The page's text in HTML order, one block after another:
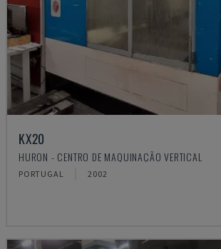
KX20
HURON - CENTRO DE MAQUINAÇÃO VERTICAL
PORTUGAL 2002